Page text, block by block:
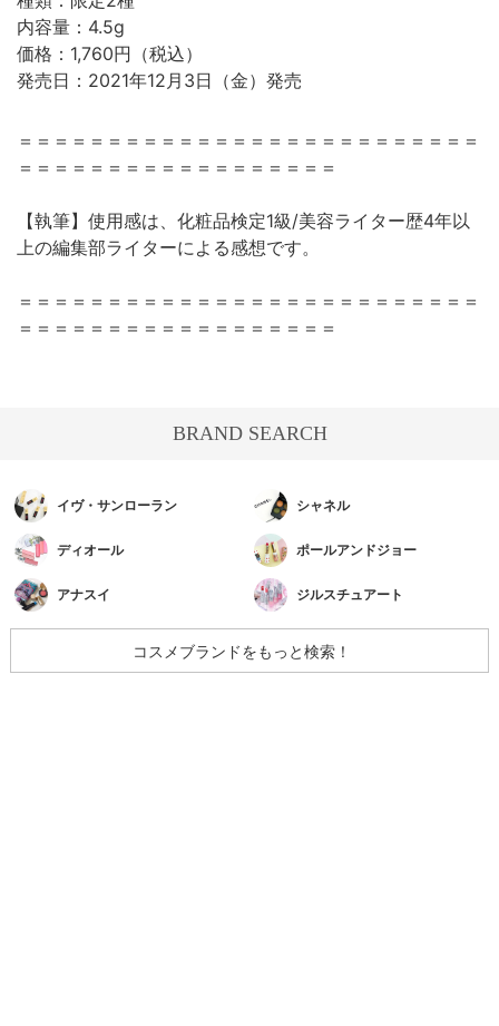
内容量：4.5g
価格：1,760円（税込）
発売日：2021年12月3日（金）発売
＝＝＝＝＝＝＝＝＝＝＝＝＝＝＝＝＝＝＝＝＝＝＝＝＝＝
＝＝＝＝＝＝＝＝＝＝＝＝＝＝＝＝＝＝
【執筆】使用感は、化粧品検定1級/美容ライター歴4年以
上の編集部ライターによる感想です。
＝＝＝＝＝＝＝＝＝＝＝＝＝＝＝＝＝＝＝＝＝＝＝＝＝＝
＝＝＝＝＝＝＝＝＝＝＝＝＝＝＝＝＝＝
BRAND SEARCH
イヴ・サンローラン シャネル
ディオール ポールアンドジョー
アナスイ ジルスチュアート
コスメブランドをもっと検索！